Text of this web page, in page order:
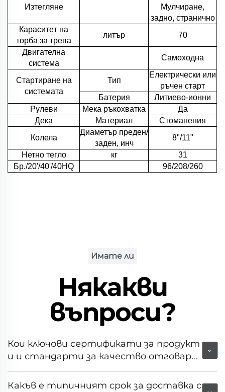
Изтегляне
Мулчиране,
задно, странично
Кapacитeт на
торбa за трева
литър
70
Двигателна
система
Самоходна
Стартиране на
системата
Тип
Електрически или
ръчен старт
Батерия
Литиево-ионни
Рулеви
Мека ръкохватка
Да
Дека
Материал
Стоманения
Колела
Диаметър преден/
заден, инч
8"/11"
Нетно тегло
кг
31
Бр./20'/40'/40HQ
96/208/260
Имате ли
Някакви
въпроси?
Кои ключови сертификати за продукт
и и стандарти за качество отговаря
т на това оборудване?
Какъв е типичният срок за доставка с